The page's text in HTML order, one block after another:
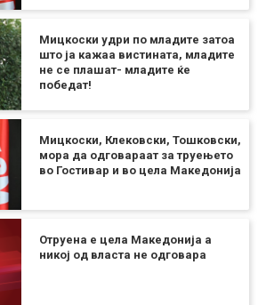
Мицкоски удри по младите затоа
што ја кажаа вистината, младите
не се плашат- младите ќе
победат!
Мицкоски, Клековски, Тошковски,
мора да одговараат за труењето
во Гостивар и во цела Македонија
Отруена е цела Македонија а
никој од власта не одговара